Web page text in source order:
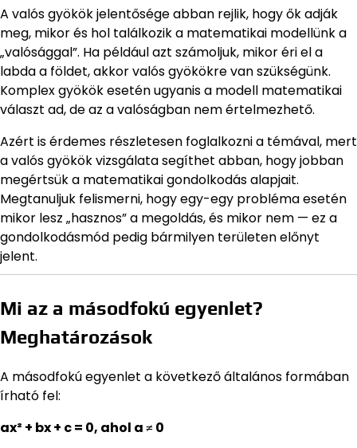
A valós gyökök jelentősége abban rejlik, hogy ők adják
meg, mikor és hol találkozik a matematikai modellünk a
„valósággal”. Ha például azt számoljuk, mikor éri el a
labda a földet, akkor valós gyökökre van szükségünk.
Komplex gyökök esetén ugyanis a modell matematikai
választ ad, de az a valóságban nem értelmezhető.
Azért is érdemes részletesen foglalkozni a témával, mert
a valós gyökök vizsgálata segíthet abban, hogy jobban
megértsük a matematikai gondolkodás alapjait.
Megtanuljuk felismerni, hogy egy-egy probléma esetén
mikor lesz „hasznos” a megoldás, és mikor nem — ez a
gondolkodásmód pedig bármilyen területen előnyt
jelent.
Mi az a másodfokú egyenlet?
Meghatározások
A másodfokú egyenlet a következő általános formában
írható fel:
ax² + bx + c = 0, ahol a ≠ 0